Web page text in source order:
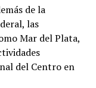
de la
las
Mar del Plata,
del Centro en